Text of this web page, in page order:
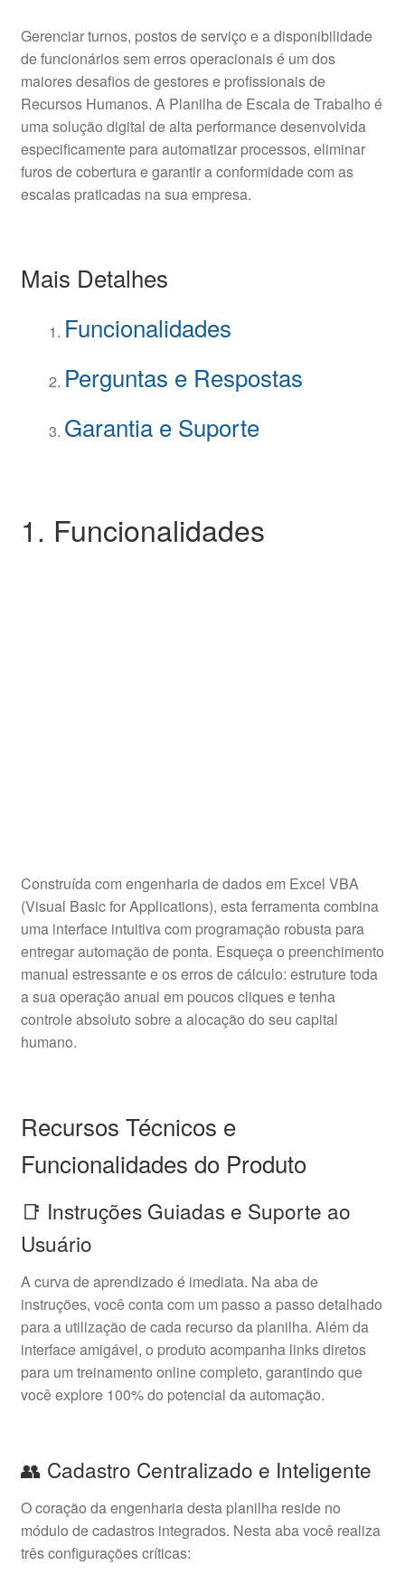
Gerenciar turnos, postos de serviço e a disponibilidade
de funcionários sem erros operacionais é um dos
maiores desafios de gestores e profissionais de
Recursos Humanos. A Planilha de Escala de Trabalho é
uma solução digital de alta performance desenvolvida
especificamente para automatizar processos, eliminar
furos de cobertura e garantir a conformidade com as
escalas praticadas na sua empresa.
Mais Detalhes
Funcionalidades
Perguntas e Respostas
Garantia e Suporte
1. Funcionalidades
Construída com engenharia de dados em Excel VBA
(Visual Basic for Applications), esta ferramenta combina
uma interface intuitiva com programação robusta para
entregar automação de ponta. Esqueça o preenchimento
manual estressante e os erros de cálculo: estruture toda
a sua operação anual em poucos cliques e tenha
controle absoluto sobre a alocação do seu capital
humano.
Recursos Técnicos e
Funcionalidades do Produto
📑 Instruções Guiadas e Suporte ao
Usuário
A curva de aprendizado é imediata. Na aba de
instruções, você conta com um passo a passo detalhado
para a utilização de cada recurso da planilha. Além da
interface amigável, o produto acompanha links diretos
para um treinamento online completo, garantindo que
você explore 100% do potencial da automação.
👥 Cadastro Centralizado e Inteligente
O coração da engenharia desta planilha reside no
módulo de cadastros integrados. Nesta aba você realiza
três configurações críticas: